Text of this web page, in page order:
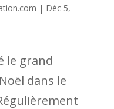
| Déc 5,
le grand
dans le